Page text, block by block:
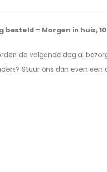
besteld = Morgen in huis,
de volgende dag al
Stuur ons dan even